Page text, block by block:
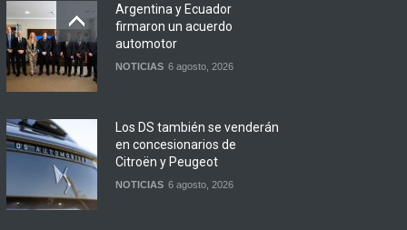
Argentina y Ecuador
firmaron un acuerdo
automotor
NOTICIAS 6 agosto, 2026
Los DS también se venderán
en concesionarios de
Citroën y Peugeot
NOTICIAS 6 agosto, 2026